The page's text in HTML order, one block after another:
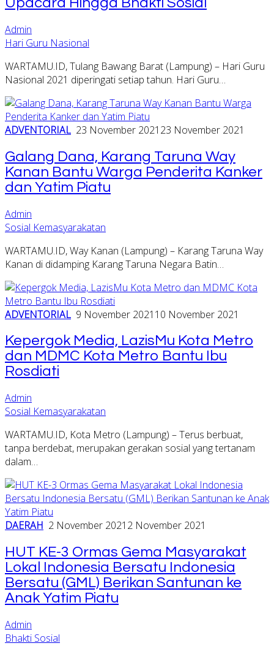
Admin
Hari Guru Nasional
WARTAMU.ID, Tulang Bawang Barat (Lampung) – Hari Guru
Nasional 2021 diperingati setiap tahun. Hari Guru…
ADVENTORIAL 23 November 2021 23 November 2021
Galang Dana, Karang Taruna Way
Kanan Bantu Warga Penderita Kanker
dan Yatim Piatu
Admin
Sosial Kemasyarakatan
WARTAMU.ID, Way Kanan (Lampung) – Karang Taruna Way
Kanan di didamping Karang Taruna Negara Batin…
ADVENTORIAL 9 November 2021 10 November 2021
Kepergok Media, LazisMu Kota Metro
dan MDMC Kota Metro Bantu Ibu
Rosdiati
Admin
Sosial Kemasyarakatan
WARTAMU.ID, Kota Metro (Lampung) – Terus berbuat,
tanpa berdebat, merupakan gerakan sosial yang tertanam
dalam…
DAERAH 2 November 2021 2 November 2021
HUT KE-3 Ormas Gema Masyarakat
Lokal Indonesia Bersatu Indonesia
Bersatu (GML) Berikan Santunan ke
Anak Yatim Piatu
Admin
Bhakti Sosial